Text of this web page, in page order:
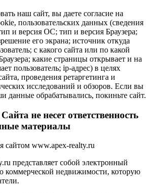
наш сайт, вы даете согласие на
пользовательских данных (сведения
и версия ОС; тип и версия Браузера;
его экрана; источник откуда
с какого сайта или по какой
какие страницы открывает и на
пользователь; ip-адрес) в целях
проведения ретаргетинга и
исследований и обзоров. Если вы
данные обрабатывались, покиньте сайт.
не несет ответственность
материалы
сайтом www.apex-realty.ru
представляет собой электронный
коммерческой недвижимости, которую